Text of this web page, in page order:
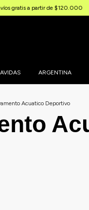
de $120.000 3 & 6
ARGENTINA
Acuatico Deportivo